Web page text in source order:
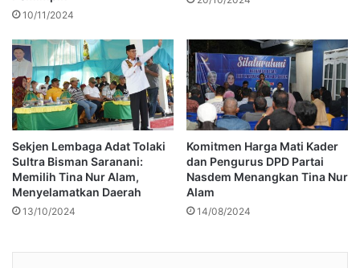
10/11/2024
Sekjen Lembaga Adat Tolaki
Sultra Bisman Saranani:
Memilih Tina Nur Alam,
Menyelamatkan Daerah
13/10/2024
Komitmen Harga Mati Kader
dan Pengurus DPD Partai
Nasdem Menangkan Tina Nur
Alam
14/08/2024